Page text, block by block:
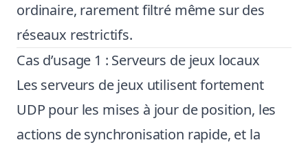
ordinaire, rarement filtré même sur des
réseaux restrictifs.
Cas d’usage 1 : Serveurs de jeux locaux
Les serveurs de jeux utilisent fortement
UDP pour les mises à jour de position, les
actions de synchronisation rapide, et la